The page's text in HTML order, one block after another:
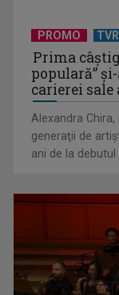
intră în cursa ...
PROMO
Prima
populară”
carierei
Alexandra
generaţii de